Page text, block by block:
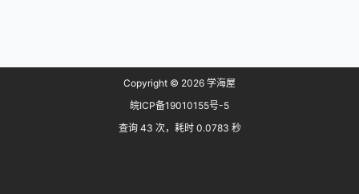
Copyright © 2026 学海屋
皖ICP备19010155号-5
查询 43 次，耗时 0.0783 秒